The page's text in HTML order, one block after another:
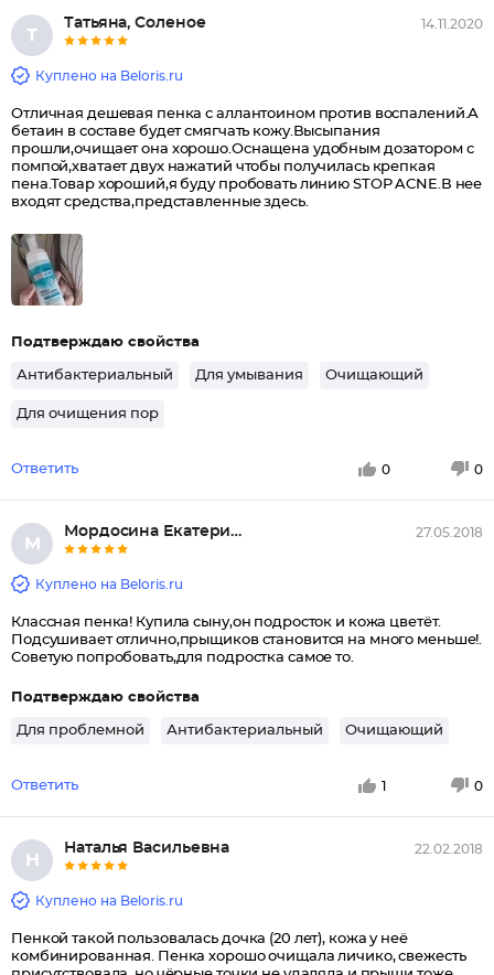
Т
Татьяна, Соленое 14.11.2020
Куплено на Beloris.ru
Отличная дешевая пенка с аллантоином против воспалений.А
бетаин в составе будет смягчать кожу.Высыпания
прошли,очищает она хорошо.Оснащена удобным дозатором с
помпой,хватает двух нажатий чтобы получилась крепкая
пена.Товар хороший,я буду пробовать линию STOP ACNE.В нее
входят средства,представленные здесь.
Подтверждаю свойства
Антибактериальный Для умывания Очищающий
Для очищения пор
Ответить 0 0
М
Мордосина Екатерина Алексеевна 27.05.2018
Куплено на Beloris.ru
Классная пенка! Купила сыну,он подросток и кожа цветёт.
Подсушивает отлично,прыщиков становится на много меньше!.
Советую попробовать,для подростка самое то.
Подтверждаю свойства
Для проблемной Антибактериальный Очищающий
Ответить 1 0
Н
Наталья Васильевна 22.02.2018
Куплено на Beloris.ru
Пенкой такой пользовалась дочка (20 лет), кожа у неё
комбинированная. Пенка хорошо очищала личико, свежесть